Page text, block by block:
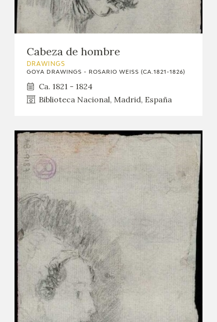
Cabeza de hombre
DRAWINGS
GOYA DRAWINGS - ROSARIO WEISS (CA.1821-1826)
Ca. 1821 - 1824
Biblioteca Nacional, Madrid, España